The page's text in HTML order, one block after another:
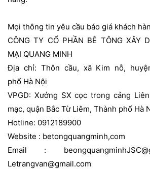
Mọi thông tin yêu cầu báo giá khách
CÔNG TY CỔ PHẦN BÊ TÔNG XÂY
MẠI QUANG MINH
Địa chỉ: Thôn cầu, xã Kim nỗ,
phố Hà Nội
VPGD: Xưởng SX cọc trong cảng
mạc, quận Bắc Từ Liêm, Thành phố Hà
Hotline: 0912189900
Website : betongquangminh,com
Email :
Letrangvan@gmail.com